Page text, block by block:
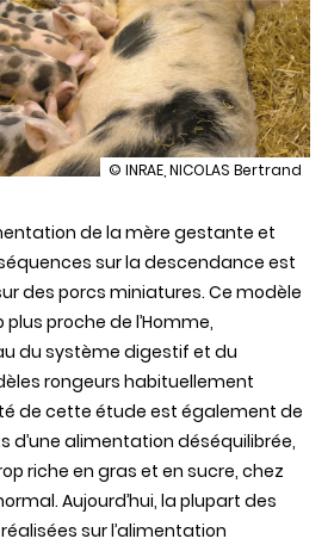
illustration
mères
gestantes
et
allaitantes
affecte
les
capacités
d’apprentissage
et
le
développement
cérébral
du
jeune
porcelet
© INRAE, NICOLAS Bertrand
de la mère gestante et
sur la descendance est
des porcs miniatures. Ce modèle
proche de l’Homme,
du système digestif et du
rongeurs habituellement
de cette étude est également de
d’une alimentation déséquilibrée,
riche en gras et en sucre, chez
Aujourd’hui, la plupart des
sur l’alimentation